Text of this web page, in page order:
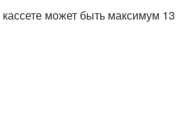
может быть максимум 13